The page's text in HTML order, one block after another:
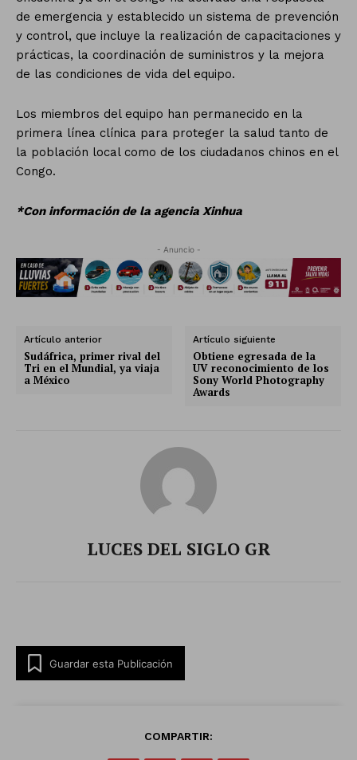
de emergencia y establecido un sistema de prevención
y control, que incluye la realización de capacitaciones y
prácticas, la coordinación de suministros y la mejora
de las condiciones de vida del equipo.
Los miembros del equipo han permanecido en la
primera línea clínica para proteger la salud tanto de
la población local como de los ciudadanos chinos en el
Congo.
*Con información de la agencia Xinhua
- Anuncio -
Artículo anterior
Sudáfrica, primer rival del
Tri en el Mundial, ya viaja
a México
Artículo siguiente
Obtiene egresada de la
UV reconocimiento de los
Sony World Photography
Awards
LUCES DEL SIGLO GR
Guardar esta Publicación
COMPARTIR: